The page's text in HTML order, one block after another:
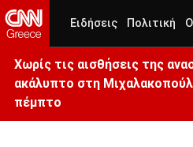
Ειδήσεις Πολιτική
Χωρίς τις αισθήσεις της
ακάλυπτο στη
πέμπτο